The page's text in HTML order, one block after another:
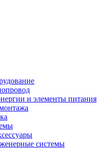
и элементы питания
системы